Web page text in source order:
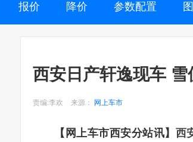
报价 降价 参数配置
西安日产轩逸现车
责编:李欢 来源： 网上车市
【网上车市西安分站讯】 西